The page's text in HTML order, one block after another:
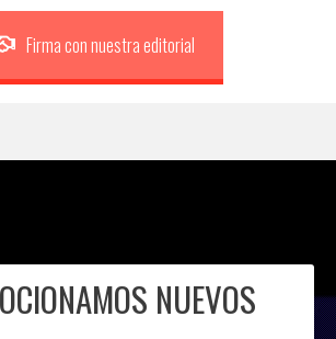
Firma con nuestra editorial
NUEVOS